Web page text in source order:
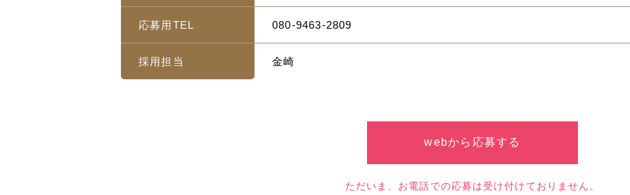
応募用TEL 080-9463-2809
採用担当 金崎
webから応募する
ただいま、お電話での応募は受け付けておりません。